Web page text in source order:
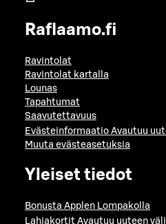
Raflaamo.fi
Ravintolat
Ravintolat kartalla
Lounas
Tapahtumat
Saavutettavuus
Evästeinformaatio Avautuu
Muuta evästeasetuksia
Yleiset tiedot
Bonusta Applen Lompakolla
Lahjakortit Avautuu uuteen